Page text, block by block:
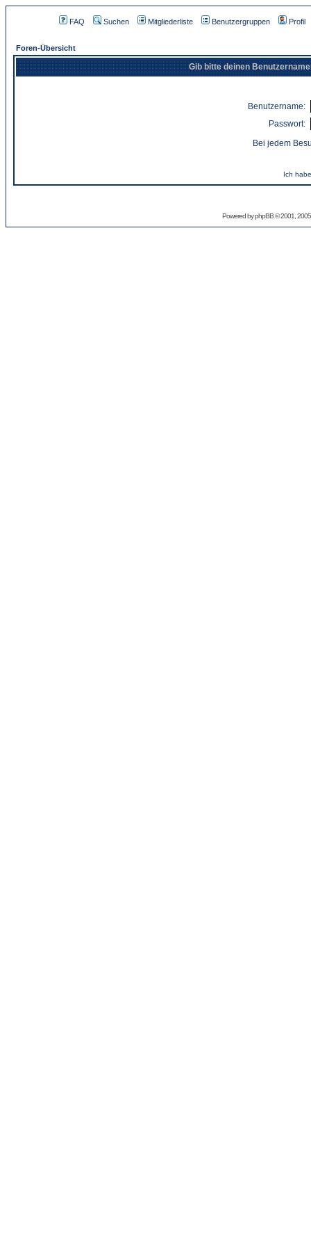
FAQ Suchen Mitgliederliste Benutzergruppen Profil
Foren-Übersicht
Gib bitte deinen
Benutzername:
Passwort:
Bei jedem
Ich
Powered byphpBB© 2001,